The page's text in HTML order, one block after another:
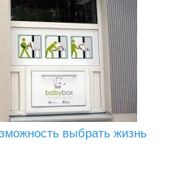
в пляжном
выбрать жизнь
Даугавпилсское